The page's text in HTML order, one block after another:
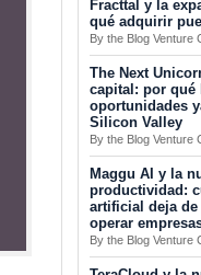
Fracttal y la
qué adquirir
By the Blog Venture
The Next
capital: por qué
oportunidades
Silicon Valley
By the Blog Venture
Maggu AI y la
productividad:
artificial deja de
operar
By the Blog Venture